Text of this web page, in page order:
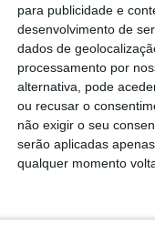
para publicidade e
desenvolvimento de
dados de
processamento por
alternativa, pode
ou recusar o
não exigir o seu
serão aplicadas
qualquer momento
tem sido
vez que as
um automóvel
o que significa
.